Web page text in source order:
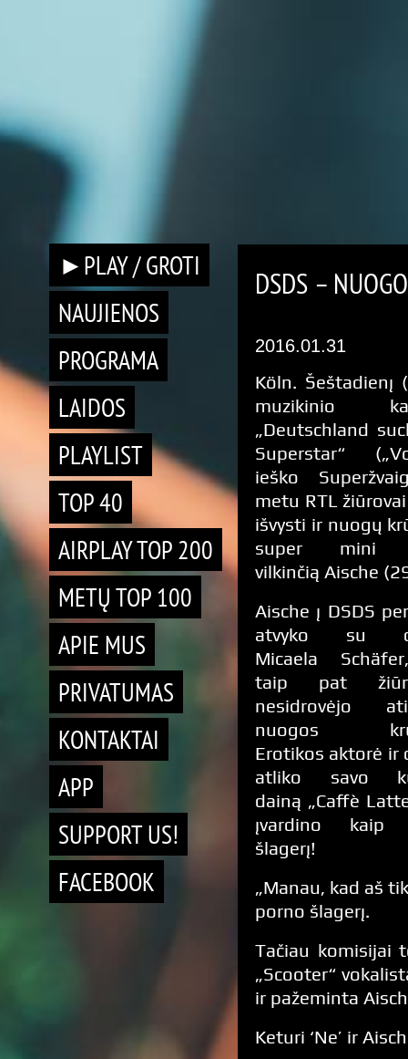
►PLAY / GROTI
NAUJIENOS
PROGRAMA
LAIDOS
PLAYLIST
TOP 40
AIRPLAY TOP 200
METŲ TOP 100
APIE MUS
PRIVATUMAS
KONTAKTAI
APP
SUPPORT US!
FACEBOOK
DSDS –
2016.01.31
Köln. Šeštadienį
muzikinio
„Deutschland
Superstar“
ieško
metu RTL
išvysti ir nuogų
super mini
vilkinčią Aische
Aische į DSDS
atvyko su
Micaela
taip pat
nesidrovėjo
nuogos
Erotikos aktorė ir
atliko savo
dainą „Caffè
įvardino kaip
šlagerį!
„Manau, kad aš
porno šlagerį.
Tačiau komisijai
„Scooter“
ir pažeminta
Keturi ‘Ne’ ir